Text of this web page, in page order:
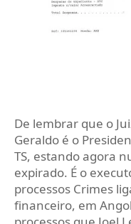
De lembrar que o
Geraldo é o
TS, estando agora
expirado. É o
processos Crimes
financeiro, em